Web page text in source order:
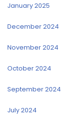
January 2025
December 2024
November 2024
October 2024
September 2024
July 2024